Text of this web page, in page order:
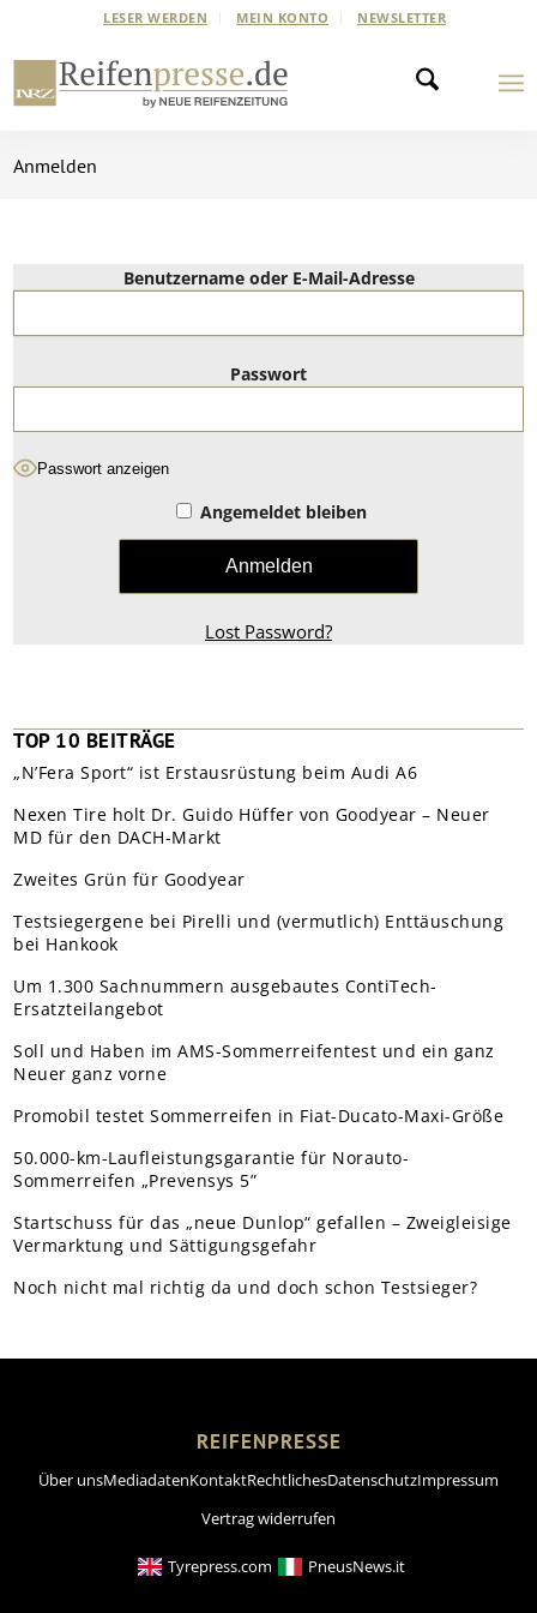
LESER WERDEN MEIN KONTO NEWSLETTER
Anmelden
Benutzername oder E-Mail-Adresse
Passwort
Passwort anzeigen
Angemeldet bleiben
Lost Password?
TOP 10 BEITRÄGE
„N’Fera Sport“ ist Erstausrüstung beim Audi A6
Nexen Tire holt Dr. Guido Hüffer von Goodyear – Neuer
MD für den DACH-Markt
Zweites Grün für Goodyear
Testsiegergene bei Pirelli und (vermutlich) Enttäuschung
bei Hankook
Um 1.300 Sachnummern ausgebautes ContiTech-
Ersatzteilangebot
Soll und Haben im AMS-Sommerreifentest und ein ganz
Neuer ganz vorne
Promobil testet Sommerreifen in Fiat-Ducato-Maxi-Größe
50.000-km-Laufleistungsgarantie für Norauto-
Sommerreifen „Prevensys 5”
Startschuss für das „neue Dunlop“ gefallen – Zweigleisige
Vermarktung und Sättigungsgefahr
Noch nicht mal richtig da und doch schon Testsieger?
REIFENPRESSE
Über unsMediadatenKontaktRechtlichesDatenschutzImpressum
Vertrag widerrufen
Tyrepress.com PneusNews.it